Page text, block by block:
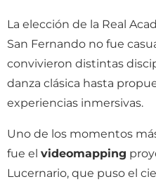
La elección de la Real
San Fernando no fue
convivieron distintas
danza clásica hasta
experiencias inmersivas.
Uno de los momentos
fue el videomapping
Lucernario, que puso el